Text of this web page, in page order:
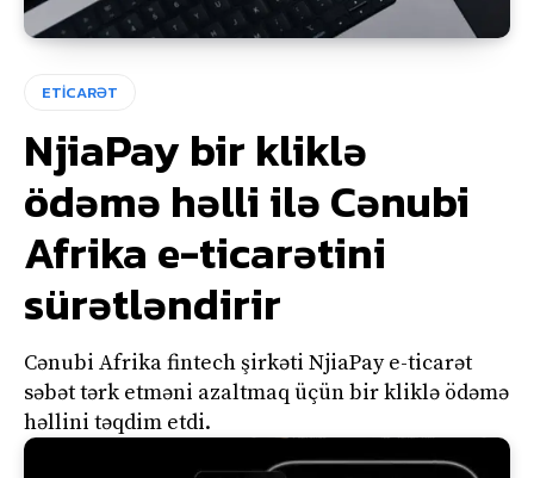
ETİCARƏT
NjiaPay bir kliklə
ödəmə həlli ilə Cənubi
Afrika e-ticarətini
sürətləndirir
Cənubi Afrika fintech şirkəti NjiaPay e-ticarət
səbət tərk etməni azaltmaq üçün bir kliklə ödəmə
həllini təqdim etdi.